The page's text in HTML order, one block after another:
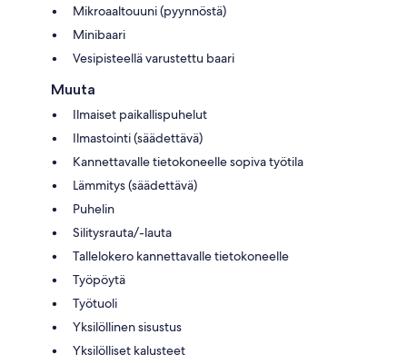
Mikroaaltouuni (pyynnöstä)
Minibaari
Vesipisteellä varustettu baari
Muuta
Ilmaiset paikallispuhelut
Ilmastointi (säädettävä)
Kannettavalle tietokoneelle sopiva työtila
Lämmitys (säädettävä)
Puhelin
Silitysrauta/-lauta
Tallelokero kannettavalle tietokoneelle
Työpöytä
Työtuoli
Yksilöllinen sisustus
Yksilölliset kalusteet